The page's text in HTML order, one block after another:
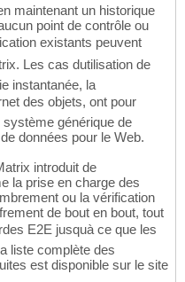
maintenant un historique
point de contrôle ou
existants peuvent
Les cas dutilisation de
instantanée, la
des objets, ont pour
générique de
données pour le Web.
introduit de
la prise en charge des
ou la vérification
de bout en bout, tout
E2E jusquà ce que les
liste complète des
est disponible sur le site